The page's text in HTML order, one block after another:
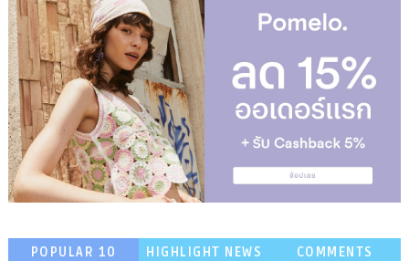
POPULAR 10 HIGHLIGHT NEWS COMMENTS